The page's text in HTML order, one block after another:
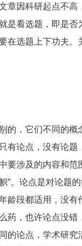
章因科研起点不
是看选题，即是
在选题上下功夫
的，它们不同的
有论点，没有论
要涉及的内容和
”。论点是对论
龄段都适用，没
药，也许论点没
的论点，学术研